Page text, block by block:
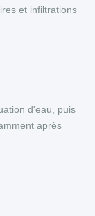
et infiltrations
d'eau, puis
après